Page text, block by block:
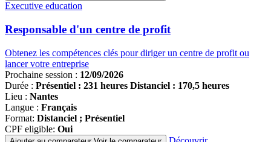
Famille
programmes
Executive education
Responsable d'un centre de profit
Obtenez les compétences clés pour diriger un centre de profit ou
lancer votre entreprise
Prochaine session : 12/09/2026
Durée : Présentiel : 231 heures Distanciel : 170,5 heures
Lieu : Nantes
Langue : Français
Format: Distanciel ; Présentiel
CPF eligible: Oui